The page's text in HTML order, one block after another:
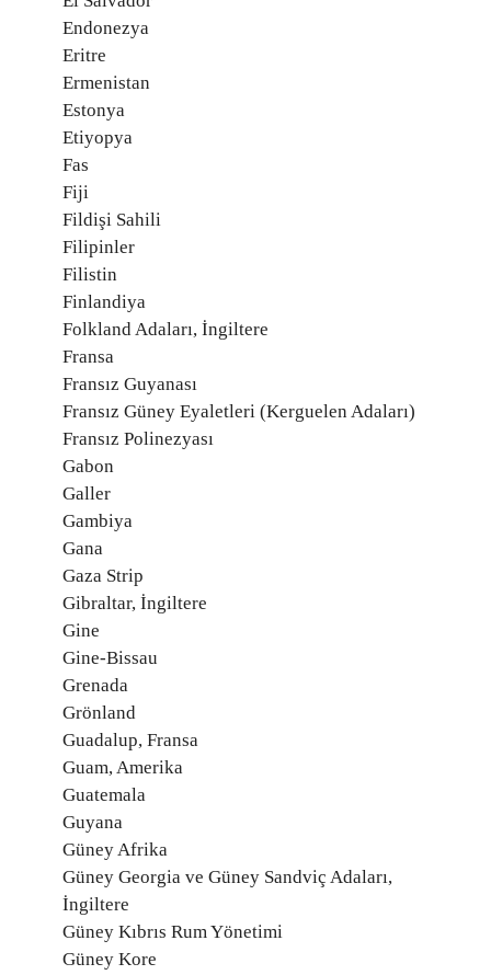
Endonezya
Eritre
Ermenistan
Estonya
Etiyopya
Fas
Fiji
Fildişi Sahili
Filipinler
Filistin
Finlandiya
Folkland Adaları, İngiltere
Fransa
Fransız Guyanası
Fransız Güney Eyaletleri (Kerguelen Adaları)
Fransız Polinezyası
Gabon
Galler
Gambiya
Gana
Gaza Strip
Gibraltar, İngiltere
Gine
Gine-Bissau
Grenada
Grönland
Guadalup, Fransa
Guam, Amerika
Guatemala
Guyana
Güney Afrika
Güney Georgia ve Güney Sandviç Adaları,
İngiltere
Güney Kıbrıs Rum Yönetimi
Güney Kore